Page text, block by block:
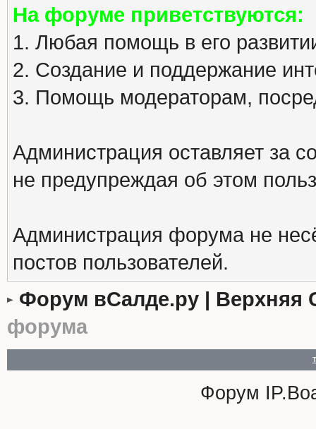
На форуме приветствуются:
1. Любая помощь в его
2. Создание и поддержание
3. Помощь модераторам,
Администрация оставляет за
не предупреждая об этом
Администрация форума не
постов пользователей.
Форум вСалде.ру | Верхняя
форума
Форум